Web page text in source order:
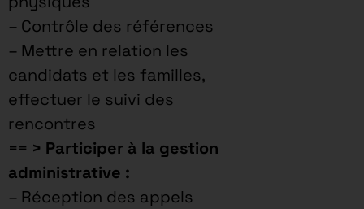
– Contrôle des références
– Mettre en relation les
candidats et les familles,
effectuer le suivi des
rencontres
== > Participer à la gestion
administrative :
– Réception des appels